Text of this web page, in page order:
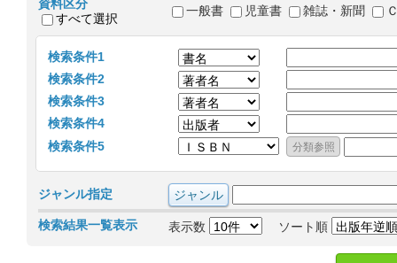
資料区分
すべて選択
一般書 児童書 雑誌・新聞
検索条件1
検索条件2
検索条件3
検索条件4
検索条件5
ジャンル指定
検索結果一覧表示 表示数 ソート順